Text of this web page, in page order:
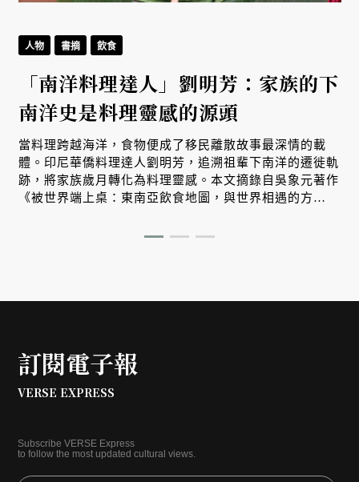
人物 書摘 飲食
「南洋料理達人」劉明芳：家族的下
南洋史是料理靈感的源頭
當料理跨越海洋，食物便成了移民離散故事最深情的載
體。印尼華僑料理達人劉明芳，追溯祖輩下南洋的遷徙軌
跡，將家族歲月轉化為料理靈感。本文摘錄自吳象元著作
《被世界端上桌：東南亞飲食地圖，與世界相遇的方
訂閱電子報
VERSE EXPRESS
Subscribe VERSE Express
to follow the most updated cultural views.